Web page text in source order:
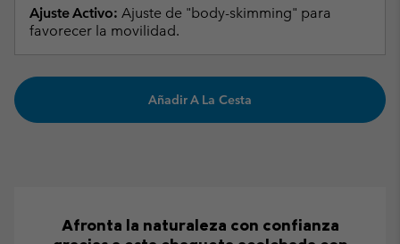
Ajuste Activo: Ajuste de "body-skimming" para
favorecer la movilidad.
Añadir A La Cesta
Afronta la naturaleza con confianza